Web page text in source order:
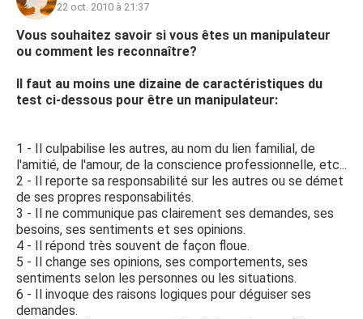
22 oct. 2010 à 21:37
Vous souhaitez savoir si vous êtes un manipulateur
ou comment les reconnaître?
Il faut au moins une dizaine de caractéristiques du
test ci-dessous pour être un manipulateur:
1 - Il culpabilise les autres, au nom du lien familial, de
l'amitié, de l'amour, de la conscience professionnelle, etc...
2 - Il reporte sa responsabilité sur les autres ou se démet
de ses propres responsabilités.
3 - Il ne communique pas clairement ses demandes, ses
besoins, ses sentiments et ses opinions.
4 - Il répond très souvent de façon floue.
5 - Il change ses opinions, ses comportements, ses
sentiments selon les personnes ou les situations.
6 - Il invoque des raisons logiques pour déguiser ses
demandes.